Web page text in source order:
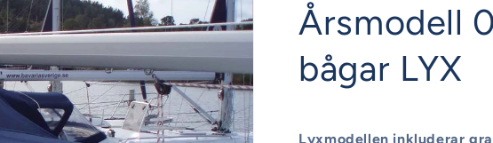
Årsmodell
bågar LYX
Lyxmodellen inkluderar